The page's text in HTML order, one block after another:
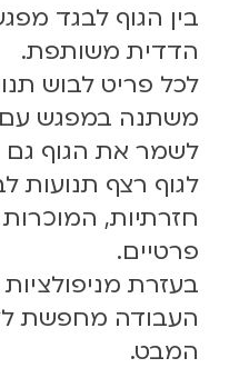
בין הגוף לבגד
הדדית משותפת.
לכל פריט לבוש
משתנה במפגש עם
לשמר את הגוף גם
לגוף רצף תנועות
חזרתיות,
פרטיים.
בעזרת מניפולציות
העבודה מחפשת
המבט.